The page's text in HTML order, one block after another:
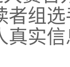
者组
真实